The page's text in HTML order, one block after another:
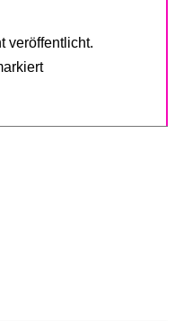
veröffentlicht.